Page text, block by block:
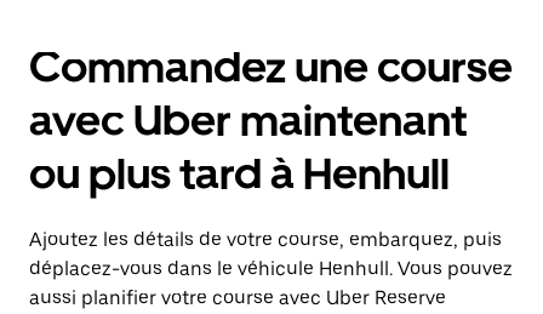
Commandez une course
avec Uber maintenant
ou plus tard à Henhull
Ajoutez les détails de votre course, embarquez, puis
déplacez-vous dans le véhicule Henhull. Vous pouvez
aussi planifier votre course avec Uber Reserve